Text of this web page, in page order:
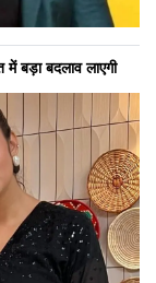
में बड़ा बदलाव लाएगी